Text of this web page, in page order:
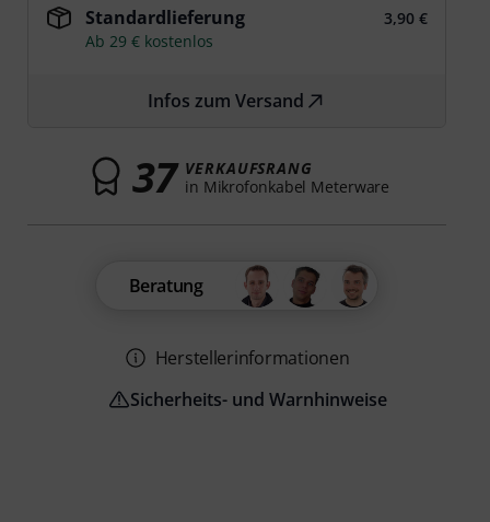
Standardlieferung
3,90 €
Ab 29 € kostenlos
Infos zum Versand
37 VERKAUFSRANG
in Mikrofonkabel Meterware
Beratung
Herstellerinformationen
Sicherheits- und Warnhinweise